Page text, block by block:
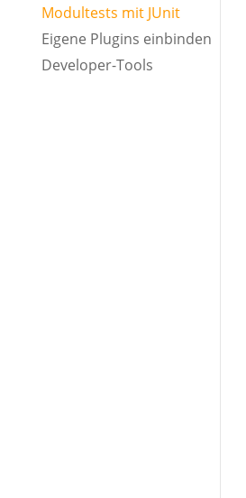
Modultests mit JUnit
Eigene Plugins einbinden
Developer-Tools